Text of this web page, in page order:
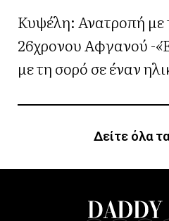
Κυψέλη: Ανατροπή με
26χρονου Αφγανού -
με τη σορό σε έναν
Δείτε όλα